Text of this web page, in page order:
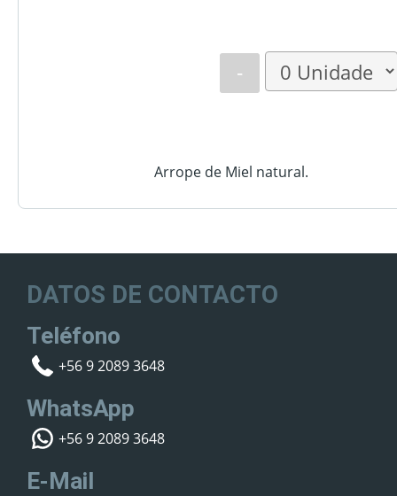
-
Arrope de Miel natural.
DATOS DE CONTACTO
Teléfono
+56 9 2089 3648
WhatsApp
+56 9 2089 3648
E-Mail